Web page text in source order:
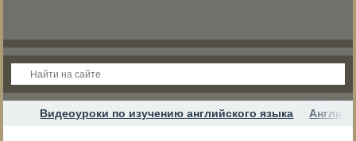
Видеоуроки по изучению английского языка